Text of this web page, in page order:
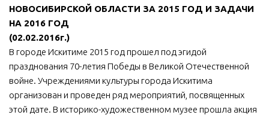
НОВОСИБИРСКОЙ ОБЛАСТИ ЗА 2015 ГОД И ЗАДАЧИ
НА 2016 ГОД
(02.02.2016г.)
В городе Искитиме 2015 год прошел под эгидой
празднования 70-летия Победы в Великой Отечественной
войне. Учреждениями культуры города Искитима
организован и проведен ряд мероприятий, посвященных
этой дате. В историко-художественном музее прошла акция